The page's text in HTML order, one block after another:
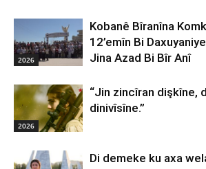
2026
Kobanê Bîranîna
12’emîn Bi
Jina Azad Bi Bîr Anî
2026
“Jin zincîran dişkîne,
dinivîsîne.”
Di demeke ku axa